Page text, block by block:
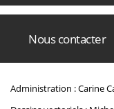
Nous contacter
Administration : Carine